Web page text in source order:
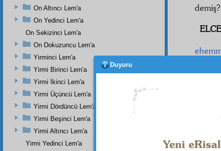
beşer
mâfevk
On Altıncı Lem'a
On Yedinci Lem'a
On Sekizinci Lem'a
On Dokuzuncu Lem'a
Yirminci Lem'a
Yirmi Birinci Lem'a
Yirmi İkinci Lem'a
Yirmi Üçüncü Lem'a
Yirmi Dördüncü Lem'a
Yirmi Beşinci Lem'a
Yirmi Altıncı Lem'a
Yirmi Yedinci Lem'a
Duyuru